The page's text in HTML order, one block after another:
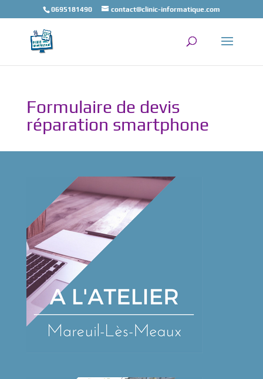
0695181490 contact@clinic-informatique.com
Formulaire de devis
réparation smartphone